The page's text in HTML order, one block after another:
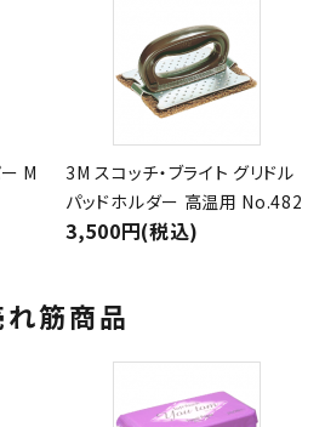
M
3M スコッチ・ブライト グリドル
パッドホルダー 高温用 No.482
3,500円(税込)
れ筋商品